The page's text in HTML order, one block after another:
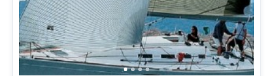
що
шукаєте
для
своєї
захоплюючої
відпустки.